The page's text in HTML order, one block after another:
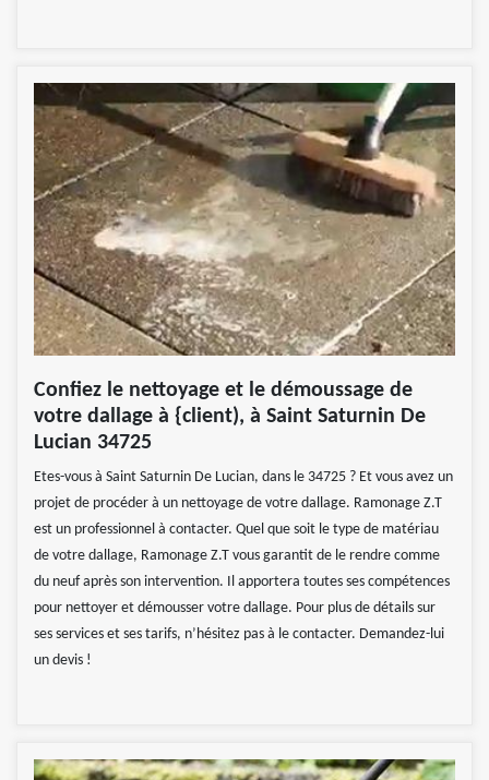
Confiez le nettoyage et le démoussage de
votre dallage à {client), à Saint Saturnin De
Lucian 34725
Etes-vous à Saint Saturnin De Lucian, dans le 34725 ? Et vous avez un
projet de procéder à un nettoyage de votre dallage. Ramonage Z.T
est un professionnel à contacter. Quel que soit le type de matériau
de votre dallage, Ramonage Z.T vous garantit de le rendre comme
du neuf après son intervention. Il apportera toutes ses compétences
pour nettoyer et démousser votre dallage. Pour plus de détails sur
ses services et ses tarifs, n’hésitez pas à le contacter. Demandez-lui
un devis !